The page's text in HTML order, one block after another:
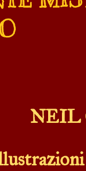
NEIL